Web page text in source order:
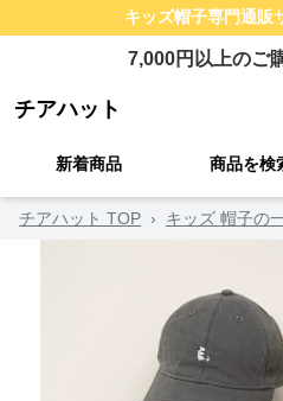
キッズ帽子専門通販
7,000円以上のご
チアハット
新着商品 商品を検
チアハット TOP › キッズ 帽子の